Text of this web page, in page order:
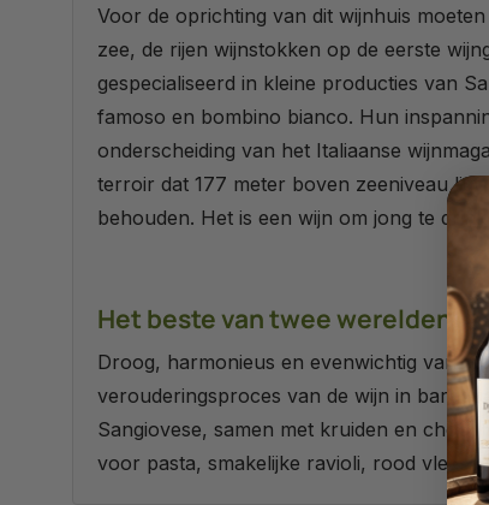
Voor de oprichting van dit wijnhuis
zee, de rijen wijnstokken op de eerste
gespecialiseerd in kleine producties van
famoso en bombino bianco. Hun
onderscheiding van het Italiaanse
terroir dat 177 meter boven zeeniveau
behouden. Het is een wijn om jong te
Het beste van twee werelden
Droog, harmonieus en evenwichtig van
verouderingsproces van de wijn in
Sangiovese, samen met kruiden en
voor pasta, smakelijke ravioli, rood vlees